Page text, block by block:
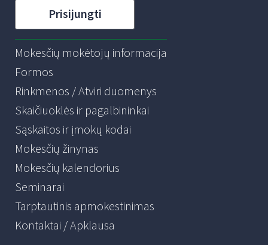
Prisijungti
Mokesčių mokėtojų informacija
Formos
Rinkmenos / Atviri duomenys
Skaičiuoklės ir pagalbininkai
Sąskaitos ir įmokų kodai
Mokesčių žinynas
Mokesčių kalendorius
Seminarai
Tarptautinis apmokestinimas
Kontaktai / Apklausa